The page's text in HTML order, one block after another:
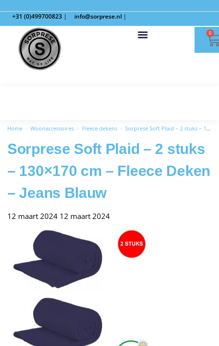
+31 (0)499700823 | info@sorprese.nl |
0
Home / Woonaccessoires / Fleece dekens / Sorprese Soft Plaid – 2 stuks – 130×170 cm – Fleece Deken – Antraciet
Sorprese Soft Plaid – 2 stuks
– 130×170 cm – Fleece Deken
– Jeans Blauw
12 maart 2024 12 maart 2024